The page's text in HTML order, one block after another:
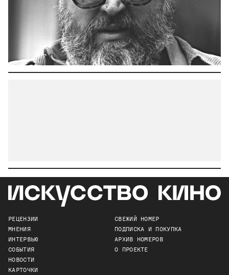
РЕЦЕНЗИИ
МНЕНИЯ
ИНТЕРВЬЮ
СОБЫТИЯ
НОВОСТИ
КАРТОЧКИ
СВЕЖИЙ НОМЕР
ПОДПИСКА И ПОКУПКА
АРХИВ НОМЕРОВ
О ПРОЕКТЕ